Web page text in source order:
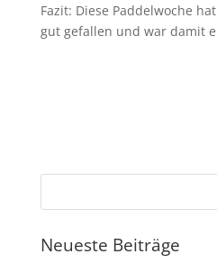
Fazit: Diese Paddelwoche
gut gefallen und war damit
Neueste Beiträge